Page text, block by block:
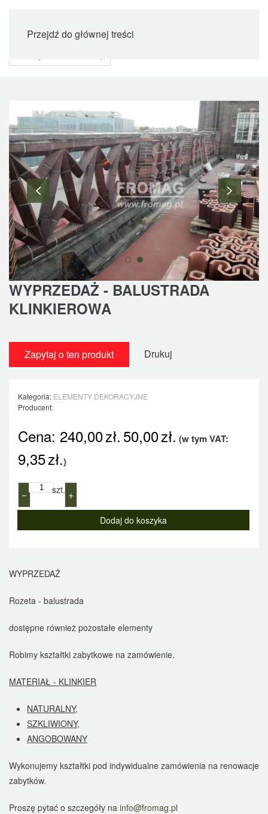
Przejdź do głównej treści
WYPRZEDAŻ - BALUSTRADA
KLINKIEROWA
Zapytaj o ten produkt Drukuj
Kategoria: ELEMENTY DEKORACYJNE
Producent:
Cena: 240,00zł. 50,00zł. (w tym VAT:
9,35zł.)
− szt. +
WYPRZEDAŻ
Rozeta - balustrada
dostępne również pozostałe elementy
Robimy kształtki zabytkowe na zamówienie.
MATERIAŁ - KLINKIER
NATURALNY,
SZKLIWIONY,
ANGOBOWANY
Wykonujemy kształtki pod indywidualne zamówienia na renowacje
zabytków.
Proszę pytać o szczegóły na info@fromag.pl